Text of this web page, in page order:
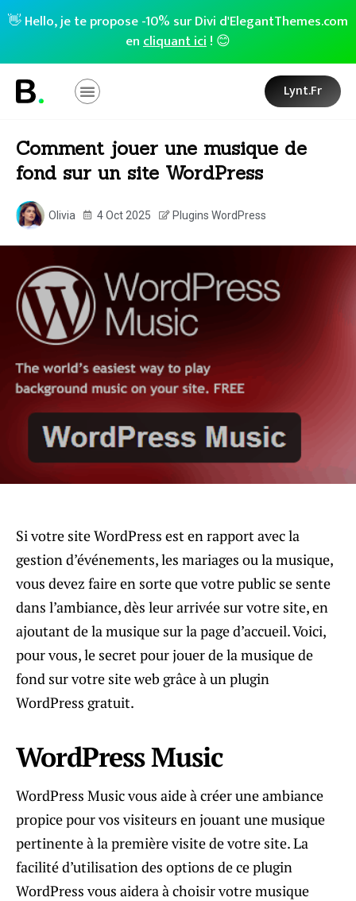
👋 Hello, je te propose -10% sur Divi d'ElegantThemes.com
encliquant ici! 😊
Lynt.fr
Comment jouer une musique de
fond sur un site WordPress
Olivia 4 Oct 2025 Plugins WordPress
Si votre site WordPress est en rapport avec la
gestion d’événements, les mariages ou la musique,
vous devez faire en sorte que votre public se sente
dans l’ambiance, dès leur arrivée sur votre site, en
ajoutant de la musique sur la page d’accueil.Voici,
pour vous, le secret pour jouer de la musique de
fond sur votre site web grâce à un plugin
WordPress gratuit.
WordPress Music
WordPress Music vous aide à créer une ambiance
propice pour vos visiteurs en jouant une musique
pertinente à la première visite de votre site. La
facilité d’utilisation des options de ce plugin
WordPress vous aidera à choisir votre musique